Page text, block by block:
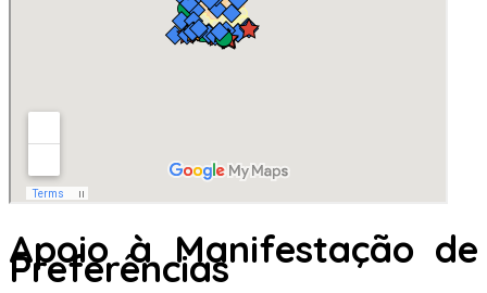
Apoio à Manifestação de
Preferências